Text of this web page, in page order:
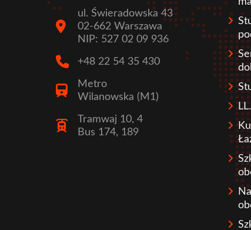
ul. Świeradowska 43
02-662 Warszawa
NIP: 527 02 09 936
+48 22 54 35 430
Metro
Wilanowska (M1)
Tramwaj 10, 4
Bus 174, 189